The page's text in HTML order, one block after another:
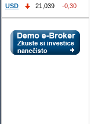
USD
21,039 -0,30